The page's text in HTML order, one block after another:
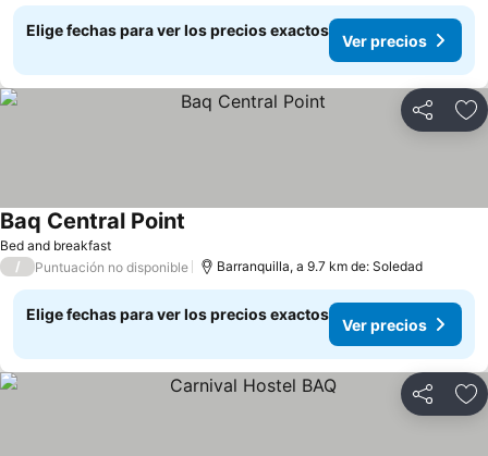
Elige fechas para ver los precios exactos
Ver precios
Compartir
Bed and breakfast
Baq Central Point
/ Puntuación no disponible Barranquilla, a 9.7 km de: Soledad
Elige fechas para ver los precios exactos
Ver precios
Compartir